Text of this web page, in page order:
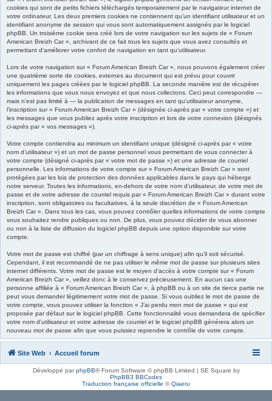
cookies qui sont de petits fichiers téléchargés temporairement par le navigateur internet de
votre ordinateur. Les deux premiers cookies ne contiennent qu’un identifiant utilisateur et un
identifiant anonyme de session qui vous sont automatiquement assignés par le logiciel
phpBB. Un troisième cookie sera créé lors de votre navigation sur les sujets de « Forum
American Breizh Car », archivant de ce fait tous les sujets que vous avez consultés et
permettant d’améliorer votre confort de navigation en tant qu’utilisateur.
Lors de votre navigation sur « Forum American Breizh Car », nous pouvons également créer
une quatrième sorte de cookies, externes au document qui est prévu pour couvrir
uniquement les pages créées par le logiciel phpBB. La seconde manière est de récupérer
les informations que vous nous envoyez et que nous collectons. Ceci peut correspondre —
mais n’est pas limité à — la publication de messages en tant qu’utilisateur anonyme,
l’inscription sur « Forum American Breizh Car » (désignée ci-après par « votre compte ») et
les messages que vous publiez après votre inscription et lors de votre connexion (désignés
ci-après par « vos messages »).
Votre compte contiendra au minimum un identifiant unique (désigné ci-après par « votre
nom d’utilisateur ») et un mot de passe personnel vous permettant de vous connecter à
votre compte (désigné ci-après par « votre mot de passe ») et une adresse de courriel
personnelle. Les informations de votre compte sur « Forum American Breizh Car » sont
protégées par les lois de protection des données applicables dans le pays qui héberge
notre serveur. Toutes les informations, en-dehors de votre nom d’utilisateur, de votre mot de
passe et de votre adresse de courriel requis par « Forum American Breizh Car » durant votre
inscription, sont obligatoires ou facultatives, à la seule discrétion de « Forum American
Breizh Car ». Dans tous les cas, vous pouvez contrôler quelles informations de votre compte
vous souhaitez rendre publiques ou non. De plus, vous pouvez décider de vous abonner
ou non à la liste de diffusion du logiciel phpBB depuis une option disponible sur votre
compte.
Votre mot de passe est chiffré (par un chiffrage à sens unique) afin qu’il soit sécurisé.
Cependant, il est recommandé de ne pas utiliser le même mot de passe sur plusieurs sites
internet différents. Votre mot de passe est le moyen d’accès à votre compte sur « Forum
American Breizh Car », veillez donc à le conservez précieusement. En aucun cas une
personne affiliée à « Forum American Breizh Car », à phpBB ou à un site de tierce partie ne
peut vous demander légitimement votre mot de passe. Si vous oubliez le mot de passe de
votre compte, vous pouvez utiliser la fonction « J’ai perdu mon mot de passe » qui est
proposée par défaut sur le logiciel phpBB. Cette fonctionnalité vous demandera de spécifier
votre nom d’utilisateur et votre adresse de courriel et le logiciel phpBB générera alors un
nouveau mot de passe afin que vous puissiez reprendre le contrôle de votre compte.
Site Web Accueil forum
Développé parphpBB® Forum Software © phpBB Limited | SE Square by
PhpBB3 BBCodes
Traduction française officielle ©Qiaeru